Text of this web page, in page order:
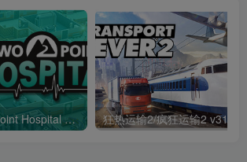
双点医院 Two Point Hospital v1.23.66762 官方中文版 5G